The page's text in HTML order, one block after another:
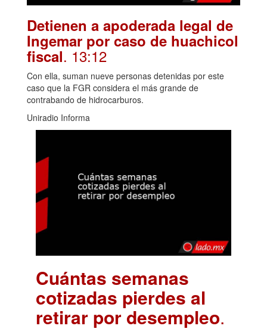
Detienen a apoderada legal de
Ingemar por caso de huachicol
fiscal. 13:12
Con ella, suman nueve personas detenidas por este
caso que la FGR considera el más grande de
contrabando de hidrocarburos.
Uniradio Informa
Cuántas semanas
cotizadas pierdes al
retirar por desempleo.